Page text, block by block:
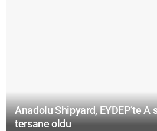
Anadolu Shipyard, EYDEP’te A
tersane oldu